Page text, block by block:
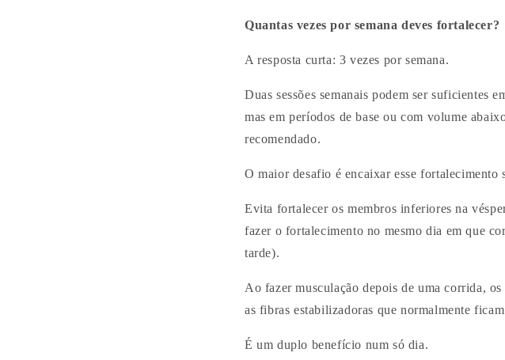
Quantas vezes por semana deves fortalecer?
A resposta curta: 3 vezes por semana.
Duas sessões semanais podem ser suficientes
mas em períodos de base ou com volume
recomendado.
O maior desafio é encaixar esse fortalecimento
Evita fortalecer os membros inferiores na
fazer o fortalecimento no mesmo dia em que
tarde).
Ao fazer musculação depois de uma corrida,
as fibras estabilizadoras que normalmente
É um duplo benefício num só dia.